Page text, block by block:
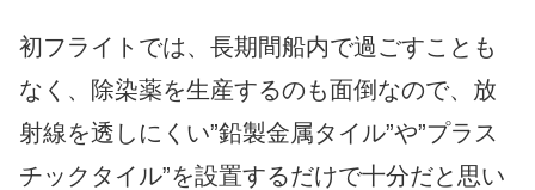
初フライトでは、長期間船内で過ごすことも
なく、除染薬を生産するのも面倒なので、放
射線を透しにくい”鉛製金属タイル”や”プラス
チックタイル”を設置するだけで十分だと思い